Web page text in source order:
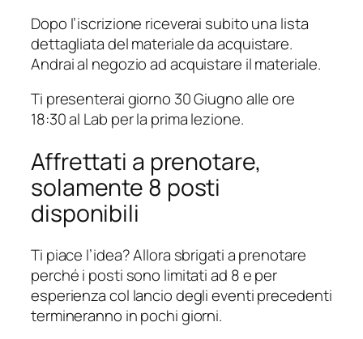
Dopo l’iscrizione riceverai subito una lista
dettagliata del materiale da acquistare.
Andrai al negozio ad acquistare il materiale.
Ti presenterai giorno 30 Giugno alle ore
18:30 al Lab per la prima lezione.
Affrettati a prenotare,
solamente 8 posti
disponibili
Ti piace l’idea? Allora sbrigati a prenotare
perché i posti sono limitati ad 8 e per
esperienza col lancio degli eventi precedenti
termineranno in pochi giorni.